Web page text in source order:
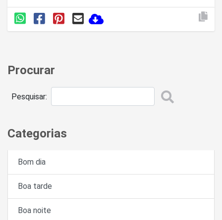
Procurar
Pesquisar:
Categorias
Bom dia
Boa tarde
Boa noite